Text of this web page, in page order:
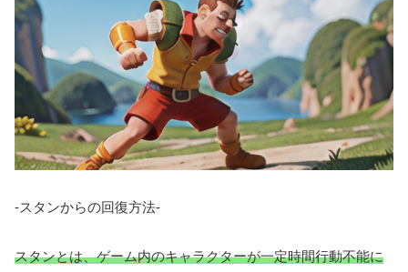
-スタンからの回復方法-
スタンとは、ゲーム内のキャラクターが一定時間行動不能に